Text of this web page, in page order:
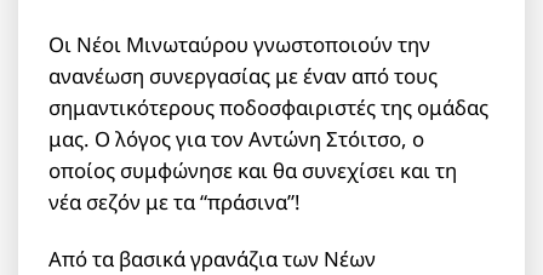
Οι Νέοι Μινωταύρου γνωστοποιούν την
ανανέωση συνεργασίας με έναν από τους
σημαντικότερους ποδοσφαιριστές της ομάδας
μας. Ο λόγος για τον Αντώνη Στόιτσο, ο
οποίος συμφώνησε και θα συνεχίσει και τη
νέα σεζόν με τα “πράσινα”!
Από τα βασικά γρανάζια των Νέων